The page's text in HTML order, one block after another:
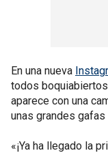
En una nueva
todos
aparece con una
unas grandes
«¡Ya ha llegado la